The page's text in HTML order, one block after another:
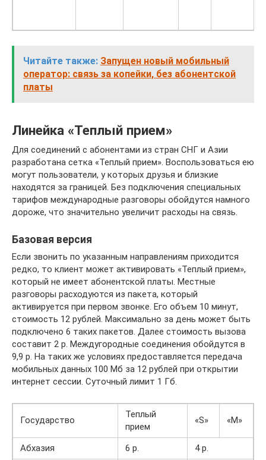
Читайте также: Запущен новый мобильный
оператор: связь за копейки, без абонентской
платы
Линейка «Теплый прием»
Для соединений с абонентами из стран СНГ и Азии
разработана сетка «Теплый прием». Воспользоваться ею
могут пользователи, у которых друзья и близкие
находятся за границей. Без подключения специальных
тарифов международные разговоры обойдутся намного
дороже, что значительно увеличит расходы на связь.
Базовая версия
Если звонить по указанным направлениям приходится
редко, то клиент может активировать «Теплый прием»,
который не имеет абонентской платы. Местные
разговоры расходуются из пакета, который
активируется при первом звонке. Его объем 10 минут,
стоимость 12 рублей. Максимально за день может быть
подключено 6 таких пакетов. Далее стоимость вызова
составит 2 р. Междугородные соединения обойдутся в
9,9 р. На таких же условиях предоставляется передача
мобильных данных 100 Мб за 12 рублей при открытии
интернет сессии. Суточный лимит 1 Гб.
Государство
Теплый
прием
«S» «M»
Абхазия 6 р.
4 р.